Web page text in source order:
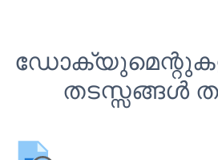
തടസ്സങ്ങൾ